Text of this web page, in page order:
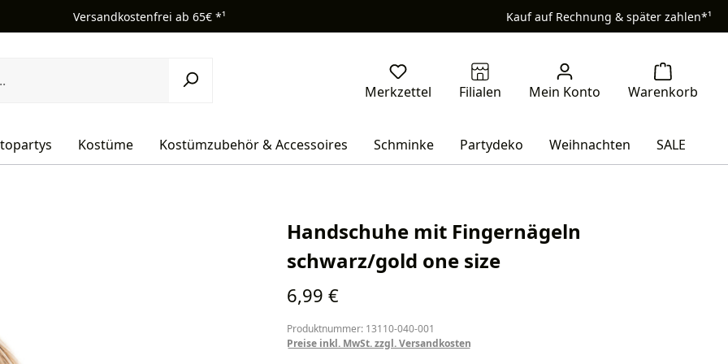
Versandkostenfrei ab 65€ *¹ Kauf auf Rechnung & später zahlen*¹
Kostüme Kostümzubehör & Accessoires Schminke Partydeko Weihnachten SALE
Handschuhe mit Fingernägeln
schwarz/gold one size
Regulärer Preis:
6,99 €
Produktnummer: 13110-040-001
Preise inkl. MwSt. zzgl. Versandkosten